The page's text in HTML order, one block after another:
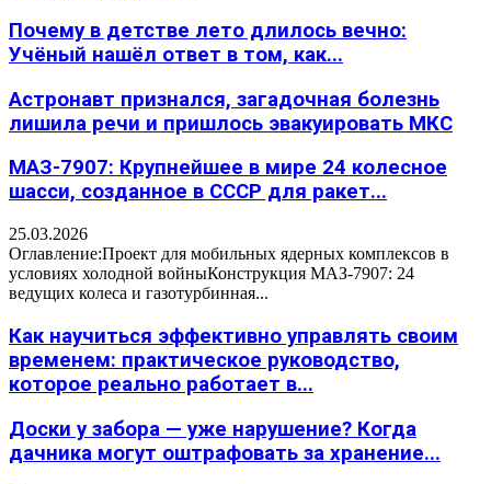
Почему в детстве лето длилось вечно:
Учёный нашёл ответ в том, как...
Астронавт признался, загадочная болезнь
лишила речи и пришлось эвакуировать МКС
МАЗ-7907: Крупнейшее в мире 24 колесное
шасси, созданное в СССР для ракет...
25.03.2026
Оглавление:Проект для мобильных ядерных комплексов в
условиях холодной войныКонструкция МАЗ-7907: 24
ведущих колеса и газотурбинная...
Как научиться эффективно управлять своим
временем: практическое руководство,
которое реально работает в...
Доски у забора — уже нарушение? Когда
дачника могут оштрафовать за хранение...